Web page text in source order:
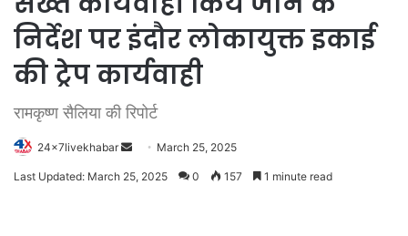
निर्देश पर इंदौर लोकायुक्त इकाई
की ट्रेप कार्यवाही
रामकृष्ण सैलिया की रिपोर्ट
24x7livekhabar
Send March 25, 2025
Last Updated: March 25, 2025 0 157 1 minute read